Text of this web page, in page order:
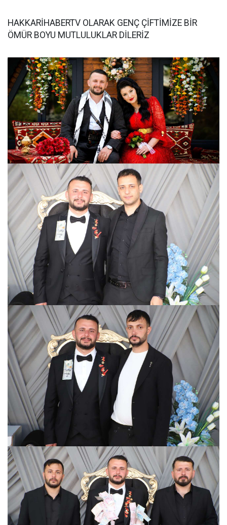
HAKKARİHABERTV OLARAK GENÇ ÇİFTİMİZE BİR
ÖMÜR BOYU MUTLULUKLAR DİLERİZ